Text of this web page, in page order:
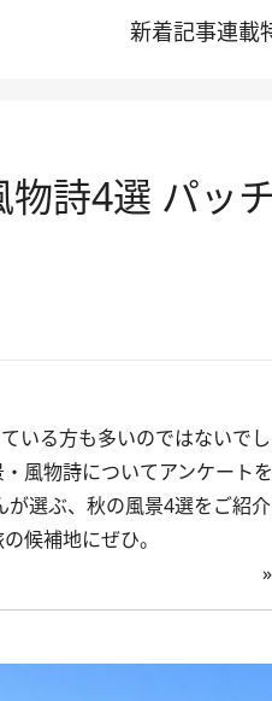
新着記事連載
物詩4選 パ
いる方も多いのではないで
風物詩についてアンケートを
選ぶ、秋の風景4選をご紹介
候補地にぜひ。
»